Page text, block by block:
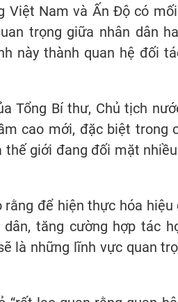
Việt Nam và Ấn Độ có
trọng giữa nhân dân
này thành quan hệ đối
Tổng Bí thư, Chủ tịch
cao mới, đặc biệt trong
thế giới đang đối mặt
rằng để hiện thực hóa
tăng cường hợp tác
là những lĩnh vực quan